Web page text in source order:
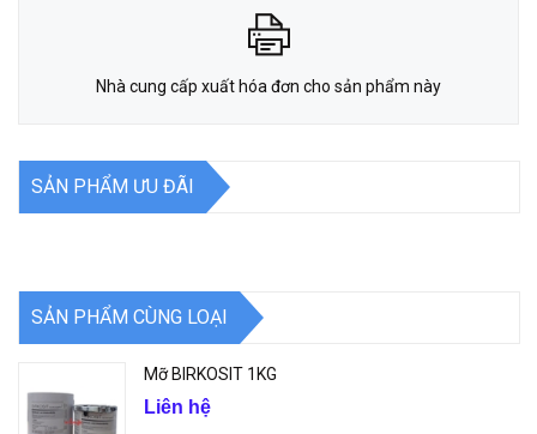
Nhà cung cấp xuất hóa đơn cho sản phẩm này
SẢN PHẨM ƯU ĐÃI
SẢN PHẨM CÙNG LOẠI
Mỡ BIRKOSIT 1KG
Liên hệ